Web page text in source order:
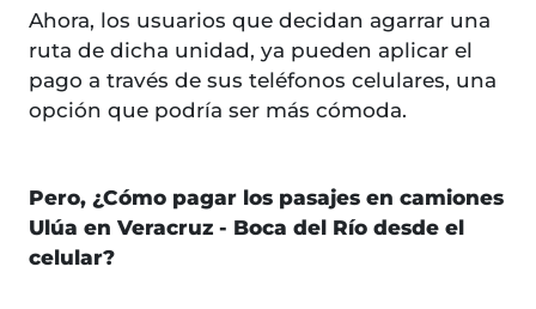
Ahora, los usuarios que decidan agarrar una
ruta de dicha unidad, ya pueden aplicar el
pago a través de sus teléfonos celulares, una
opción que podría ser más cómoda.
Pero, ¿Cómo pagar los pasajes en camiones
Ulúa en Veracruz - Boca del Río desde el
celular?